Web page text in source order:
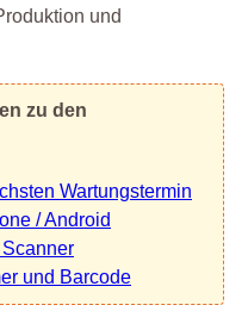
und
zu den
Wartungstermin
/ Android
und Barcode